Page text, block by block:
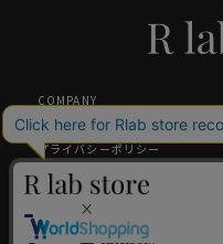
COMPANY
特定商取引法に基づく表記
プライバシーポリシー
採用情報
中国小红书旗舰店（唯一官方）